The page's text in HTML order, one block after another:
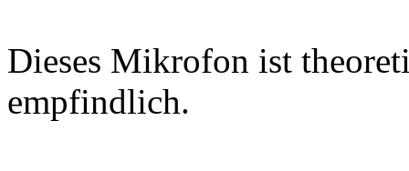
Dieses Mikrofon ist
empfindlich.